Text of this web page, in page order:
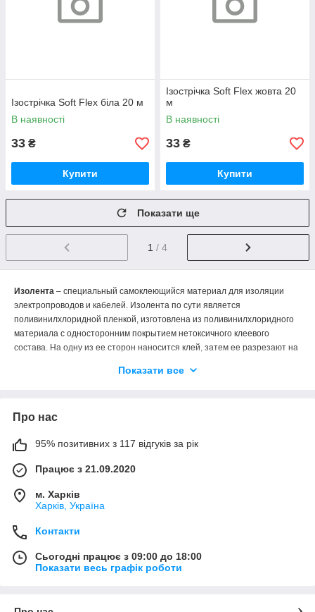
Ізострічка Soft Flex біла 20 м
В наявності
33 ₴
Купити
Ізострічка Soft Flex жовта 20
м
В наявності
33 ₴
Купити
Показати ще
1 / 4
Изолента – специальный самоклеющийся материал для изоляции
электропроводов и кабелей. Изолента по сути является
поливинилхлоридной пленкой, изготовлена из поливинилхлоридного
материала с односторонним покрытием нетоксичного клеевого
состава. На одну из ее сторон наносится клей, затем ее разрезают на
изоляционная лента находит в быту, строительстве, ремонте и
пятидесяти до плюс семидесяти градусов Цельсия, эластичная,
растяжимость составляет 240% от первоначального состояния.
Продукция соответствует всем Европейским стандартам. В магазине
Мегавольт Вы сможете выбрать оптимальный вариант изолирующей
ленты из подходящего материала, нужной толщины, ширины, длины и
цвета.
Показати все
Про нас
95% позитивних з 117 відгуків за рік
Працює з 21.09.2020
м. Харків
Харків, Україна
Контакти
Сьогодні працює з 09:00 до 18:00
Показати весь графік роботи